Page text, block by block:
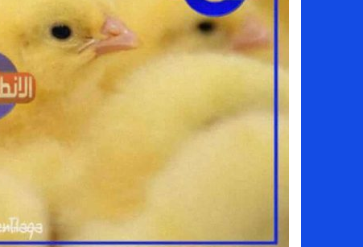
من هي لوز مينديز زوجة إبراهيم دياز بعد
الموصل العراقي يعلن ضم المهاجم يوسف